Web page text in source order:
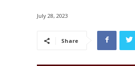
July 28, 2023
Share